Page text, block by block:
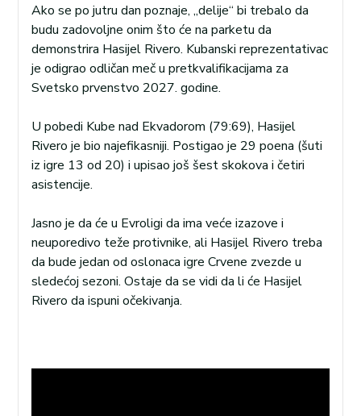
Ako se po jutru dan poznaje, „delije“ bi trebalo da
budu zadovoljne onim što će na parketu da
demonstrira Hasijel Rivero. Kubanski reprezentativac
je odigrao odličan meč u pretkvalifikacijama za
Svetsko prvenstvo 2027. godine.
U pobedi Kube nad Ekvadorom (79:69), Hasijel
Rivero je bio najefikasniji. Postigao je 29 poena (šuti
iz igre 13 od 20) i upisao još šest skokova i četiri
asistencije.
Jasno je da će u Evroligi da ima veće izazove i
neuporedivo teže protivnike, ali Hasijel Rivero treba
da bude jedan od oslonaca igre Crvene zvezde u
sledećoj sezoni. Ostaje da se vidi da li će Hasijel
Rivero da ispuni očekivanja.